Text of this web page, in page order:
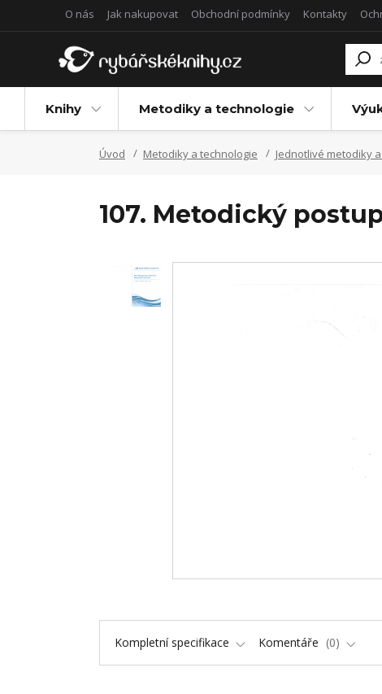
O nás Jak nakupovat Obchodní podmínky Kontakty
Knihy Metodiky a technologie
Úvod Metodiky a technologie Jednotlivé metodiky
107. Metodický
Kompletní specifikace Komentáře 0